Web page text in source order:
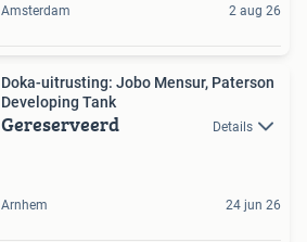
Amsterdam 2 aug 26
Doka-uitrusting: Jobo Mensur, Paterson
Developing Tank
Gereserveerd Details
Arnhem 24 jun 26